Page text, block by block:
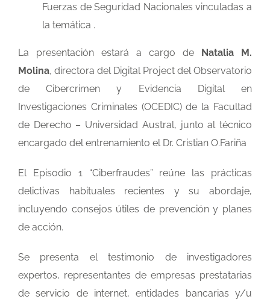
Fuerzas de Seguridad Nacionales vinculadas a
la temática .
La presentación estará a cargo de Natalia M.
Molina, directora del Digital Project del Observatorio
de Cibercrimen y Evidencia Digital en
Investigaciones Criminales (OCEDIC) de la Facultad
de Derecho – Universidad Austral, junto al técnico
encargado del entrenamiento el Dr. Cristian O.Fariña
El Episodio 1 “Ciberfraudes” reúne las prácticas
delictivas habituales recientes y su abordaje,
incluyendo consejos útiles de prevención y planes
de acción.
Se presenta el testimonio de investigadores
expertos, representantes de empresas prestatarias
de servicio de internet, entidades bancarias y/u